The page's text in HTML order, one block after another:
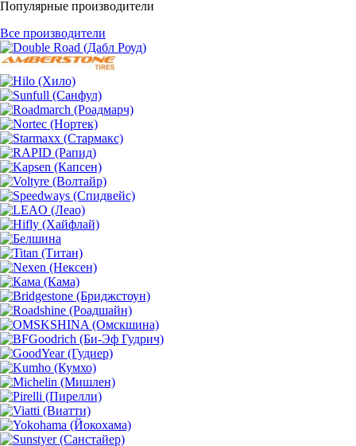
Популярные производители
Все производители